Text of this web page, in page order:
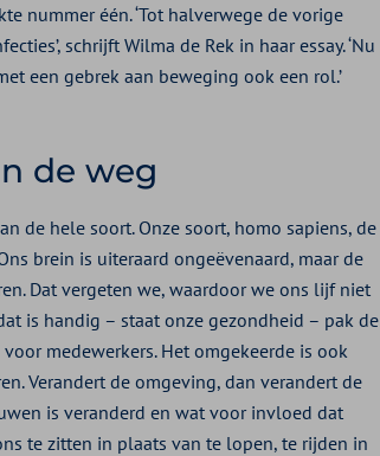
nummer één. ‘Tot halverwege de vorige
schrijft Wilma de Rek in haar essay. ‘Nu
een gebrek aan beweging ook een rol.’
de weg
de hele soort. Onze soort, homo sapiens, de
brein is uiteraard ongeëvenaard, maar de
Dat vergeten we, waardoor we ons lijf niet
is handig – staat onze gezondheid – pak de
medewerkers. Het omgekeerde is ook
Verandert de omgeving, dan verandert de
is veranderd en wat voor invloed dat
te zitten in plaats van te lopen, te rijden in